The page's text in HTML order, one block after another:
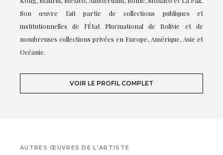
Son œuvre fait partie de collections publiques et
institutionnelles de l'État Plurinational de Bolivie et de
nombreuses collections privées en Europe, Amérique, Asie et
Océanie.
VOIR LE PROFIL COMPLET
AUTRES ŒUVRES DE L'ARTISTE